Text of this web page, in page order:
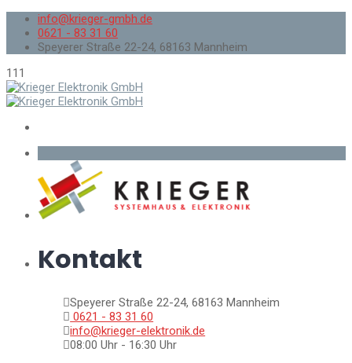
info@krieger-gmbh.de
0621 - 83 31 60
Speyerer Straße 22-24, 68163 Mannheim
111
Kontakt
Speyerer Straße 22-24, 68163 Mannheim
0621 - 83 31 60
info@krieger-elektronik.de
08:00 Uhr - 16:30 Uhr